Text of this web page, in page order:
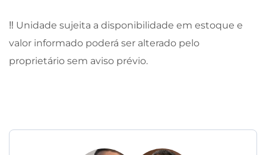
‼ Unidade sujeita a disponibilidade em estoque e
valor informado poderá ser alterado pelo
proprietário sem aviso prévio.